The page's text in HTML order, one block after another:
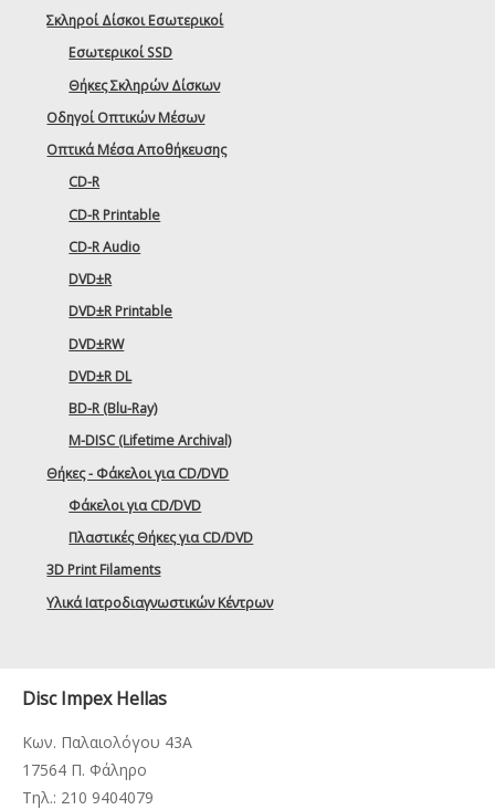
Σκληροί Δίσκοι Εσωτερικοί
Εσωτερικοί SSD
Θήκες Σκληρών Δίσκων
Οδηγοί Οπτικών Μέσων
Οπτικά Μέσα Αποθήκευσης
CD-R
CD-R Printable
CD-R Audio
DVD±R
DVD±R Printable
DVD±RW
DVD±R DL
BD-R (Blu-Ray)
M-DISC (Lifetime Archival)
Θήκες - Φάκελοι για CD/DVD
Φάκελοι για CD/DVD
Πλαστικές Θήκες για CD/DVD
3D Print Filaments
Υλικά Ιατροδιαγνωστικών Κέντρων
Disc Impex Hellas
Κων. Παλαιολόγου 43Α
17564 Π. Φάληρο
Τηλ.: 210 9404079